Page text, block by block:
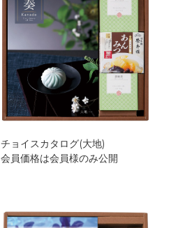
チョイスカタログ(大地)
会員価格は会員様のみ公開